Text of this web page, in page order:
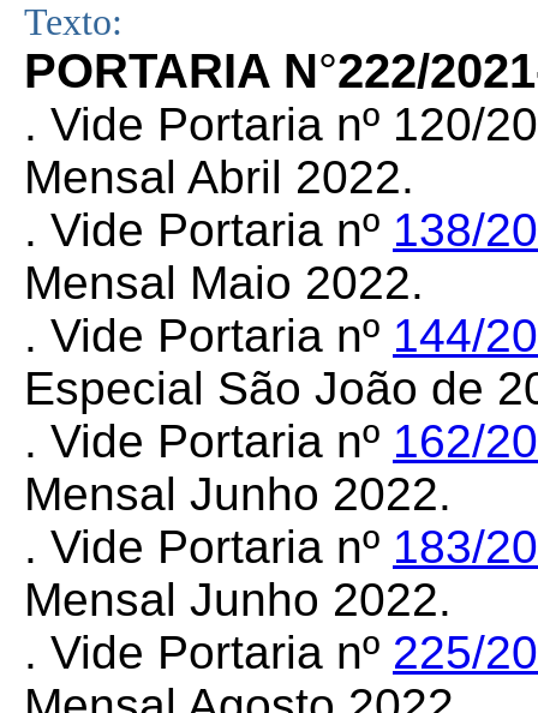
Texto:
PORTARIA N°222/
. Vide Portaria nº 120/
Mensal Abril 2022.
. Vide Portaria nº 138/
Mensal Maio 2022.
. Vide Portaria nº 144/
Especial São João de
. Vide Portaria nº 162/
Mensal Junho 2022.
. Vide Portaria nº 183/
Mensal Junho 2022.
. Vide Portaria nº 225/